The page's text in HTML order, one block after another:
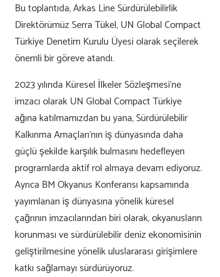
Bu toplantıda, Arkas Line Sürdürülebilirlik
Direktörümüz Serra Tükel, UN Global Compact
Türkiye Denetim Kurulu Üyesi olarak seçilerek
önemli bir göreve atandı.
2023 yılında Küresel İlkeler Sözleşmesi’ne
imzacı olarak UN Global Compact Türkiye
ağına katılmamızdan bu yana, Sürdürülebilir
Kalkınma Amaçları’nın iş dünyasında daha
güçlü şekilde karşılık bulmasını hedefleyen
programlarda aktif rol almaya devam ediyoruz.
Ayrıca BM Okyanus Konferansı kapsamında
yayımlanan iş dünyasına yönelik küresel
çağrının imzacılarından biri olarak, okyanusların
korunması ve sürdürülebilir deniz ekonomisinin
geliştirilmesine yönelik uluslararası girişimlere
katkı sağlamayı sürdürüyoruz.